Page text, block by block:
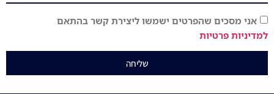
אני מסכים שהפרטים ישמשו ליצירת קשר בהתאם
למדיניות פרטיות
שליחה